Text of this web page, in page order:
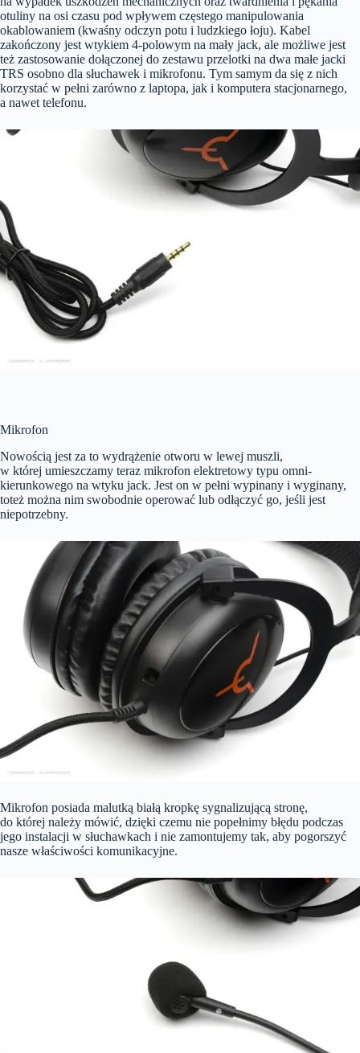
otuliny na osi czasu pod wpływem częstego manipulowania
okablowaniem (kwaśny odczyn potu i ludzkiego łoju). Kabel
zakończony jest wtykiem 4-polowym na mały jack, ale możliwe jest
też zastosowanie dołączonej do zestawu przelotki na dwa małe jacki
TRS osobno dla słuchawek i mikrofonu. Tym samym da się z nich
korzystać w pełni zarówno z laptopa, jak i komputera stacjonarnego,
a nawet telefonu.
Mikrofon
Nowością jest za to wydrążenie otworu w lewej muszli,
w której umieszczamy teraz mikrofon elektretowy typu omni-
kierunkowego na wtyku jack. Jest on w pełni wypinany i wyginany,
toteż można nim swobodnie operować lub odłączyć go, jeśli jest
niepotrzebny.
Mikrofon posiada malutką białą kropkę sygnalizującą stronę,
do której należy mówić, dzięki czemu nie popełnimy błędu podczas
jego instalacji w słuchawkach i nie zamontujemy tak, aby pogorszyć
nasze właściwości komunikacyjne.